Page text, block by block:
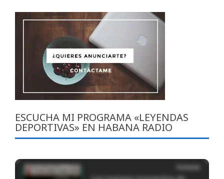
ESCUCHA MI PROGRAMA «LEYENDAS
DEPORTIVAS» EN HABANA RADIO